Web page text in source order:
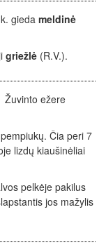
gieda meldinė
griežlė (R.V.).
Žuvinto ežere
Čia peri 7
lizdų kiaušinėliai
pelkėje pakilus
jos mažylis